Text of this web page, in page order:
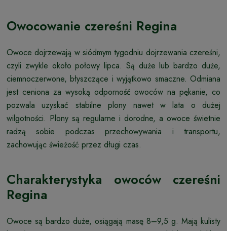
Owocowanie czereśni Regina
Owoce dojrzewają w siódmym tygodniu dojrzewania czereśni,
czyli zwykle około połowy lipca. Są duże lub bardzo duże,
ciemnoczerwone, błyszczące i wyjątkowo smaczne. Odmiana
jest ceniona za wysoką odporność owoców na pękanie, co
pozwala uzyskać stabilne plony nawet w lata o dużej
wilgotności. Plony są regularne i dorodne, a owoce świetnie
radzą sobie podczas przechowywania i transportu,
zachowując świeżość przez długi czas.
Charakterystyka owoców czereśni
Regina
Owoce są bardzo duże, osiągają masę 8–9,5 g. Mają kulisty